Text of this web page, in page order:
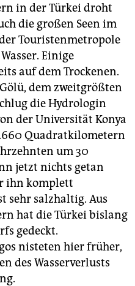
in der Türkei droht
die großen Seen im
Touristenmetropole
Einige
auf dem Trockenen.
dem zweitgrößten
die Hydrologin
der Universität Konya
Quadratkilometern
um 30
jetzt nichts getan
ihn komplett
sehr salzhaltig. Aus
hat die Türkei bislang
gedeckt.
nisteten hier früher,
des Wasserverlusts